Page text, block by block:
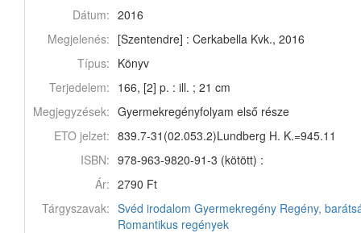
Dátum: 2016
Megjelenés: [Szentendre] : Cerkabella Kvk., 2016
Típus: Könyv
Terjedelem: 166, [2] p. : ill. ; 21 cm
Megjegyzések: Gyermekregényfolyam első része
ETO jelzet: 839.7-31(02.053.2)Lundberg H. K.=945.11
ISBN: 978-963-9820-91-3 (kötött) :
Ár: 2790 Ft
Tárgyszavak: Svéd irodalom Gyermekregény Regény,
Romantikus regények